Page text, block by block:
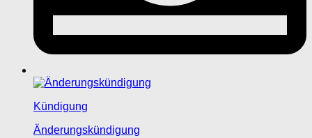
Kündigung
Änderungskündigung